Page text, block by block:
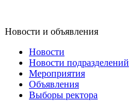
Новости и объявления
Новости
Новости подразделений
Мероприятия
Объявления
Выборы ректора